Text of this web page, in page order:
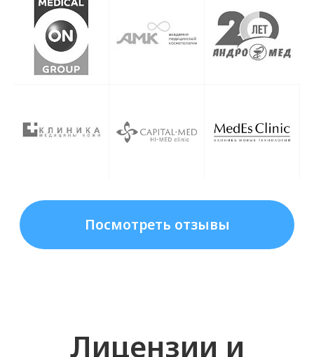
выгодных условиях,
официальную сертификацию и
гарантию качества,
удобную доставку по всей
Протокол crystal deep и техника
введения кристал дип филлер
применять метод, который
предусматривает техника введения
кристал дип. Это позволит добиться
препарат, отмечают его удобство в